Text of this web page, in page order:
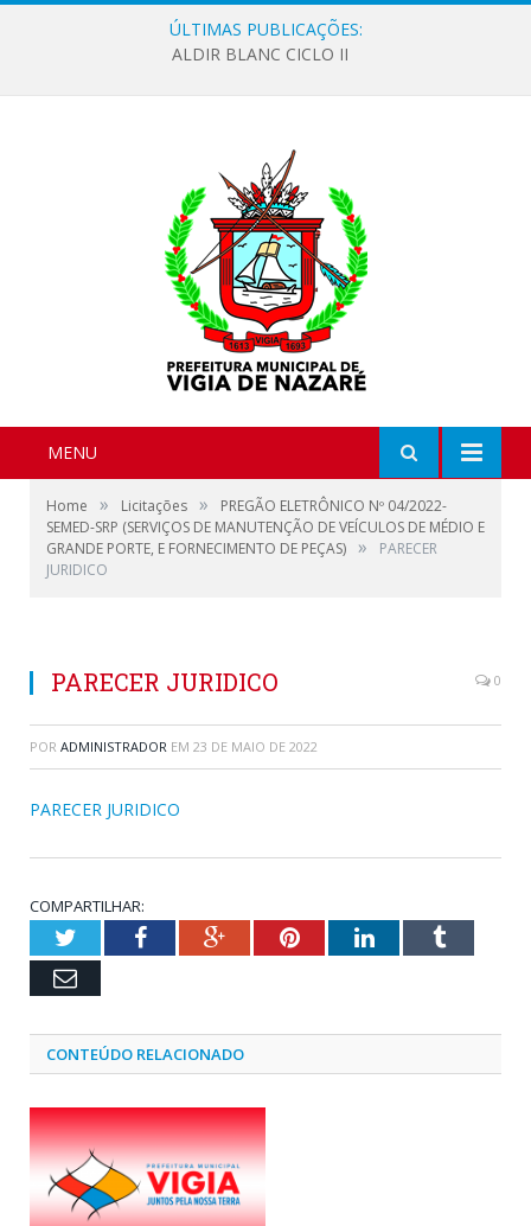
ÚLTIMAS PUBLICAÇÕES:
ALDIR BLANC CICLO II
MENU
Home » Licitações »
PREGÃO ELETRÔNICO Nº 04/2022-
SEMED-SRP (SERVIÇOS DE MANUTENÇÃO DE VEÍCULOS DE MÉDIO E
GRANDE PORTE, E FORNECIMENTO DE PEÇAS) »
PARECER
JURIDICO
PARECER JURIDICO 0
POR ADMINISTRADOR EM 23 DE MAIO DE 2022
PARECER JURIDICO
COMPARTILHAR:
TwitterFacebookGoogle+PinterestLinkedInTumblr
Email
CONTEÚDO RELACIONADO